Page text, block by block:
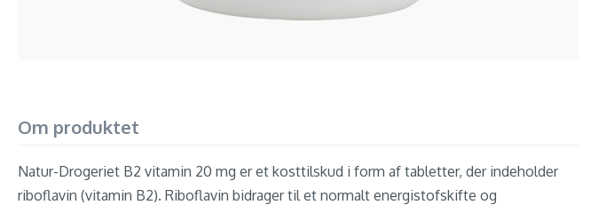
Om produktet
Natur-Drogeriet B2 vitamin 20 mg er et kosttilskud i form af tabletter, der indeholder
riboflavin (vitamin B2). Riboflavin bidrager til et normalt energistofskifte og